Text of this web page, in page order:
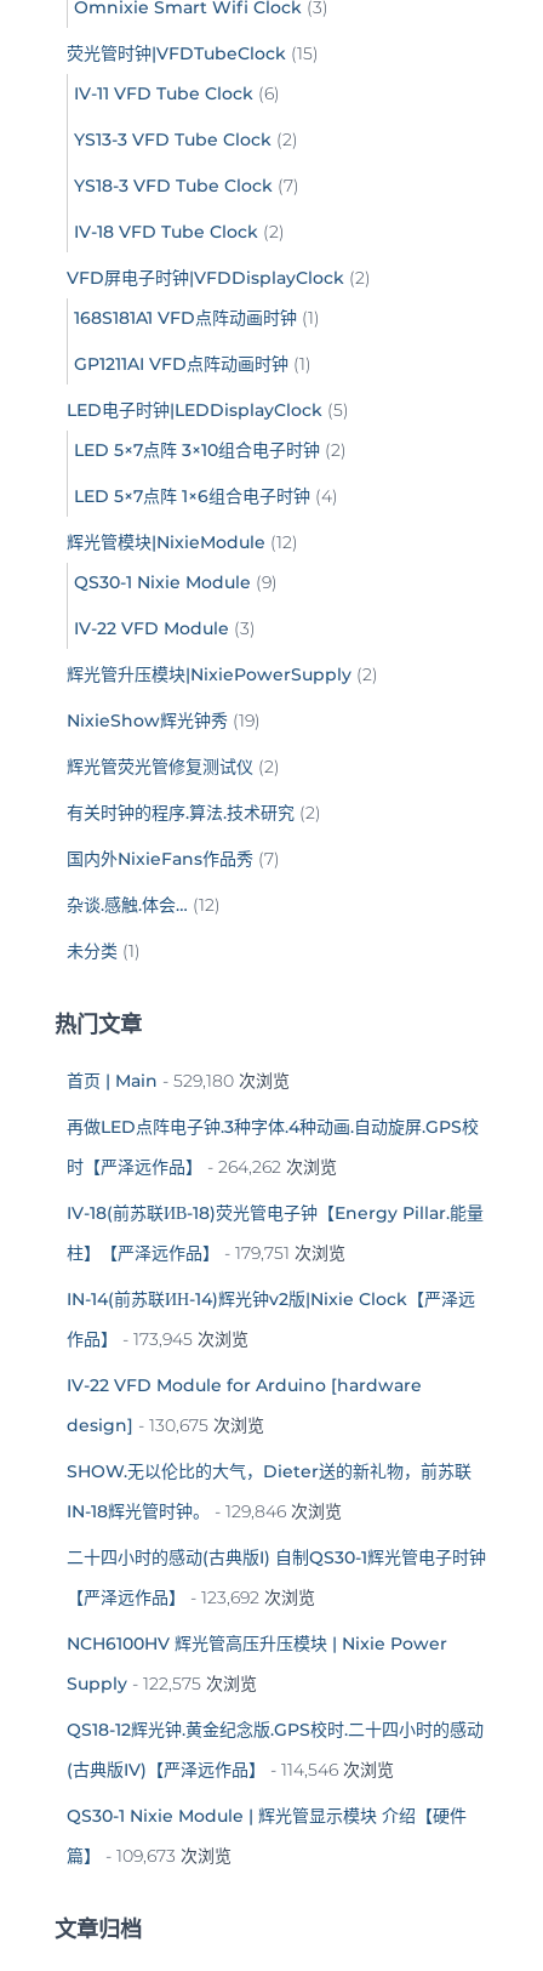
Omnixie Smart Wifi Clock (3)
荧光管时钟|VFDTubeClock (15)
IV-11 VFD Tube Clock (6)
YS13-3 VFD Tube Clock (2)
YS18-3 VFD Tube Clock (7)
IV-18 VFD Tube Clock (2)
VFD屏电子时钟|VFDDisplayClock (2)
168S181A1 VFD点阵动画时钟 (1)
GP1211AI VFD点阵动画时钟 (1)
LED电子时钟|LEDDisplayClock (5)
LED 5×7点阵 3×10组合电子时钟 (2)
LED 5×7点阵 1×6组合电子时钟 (4)
辉光管模块|NixieModule (12)
QS30-1 Nixie Module (9)
IV-22 VFD Module (3)
辉光管升压模块|NixiePowerSupply (2)
NixieShow辉光钟秀 (19)
辉光管荧光管修复测试仪 (2)
有关时钟的程序.算法.技术研究 (2)
国内外NixieFans作品秀 (7)
杂谈.感触.体会… (12)
未分类 (1)
热门文章
首页 | Main - 529,180 次浏览
再做LED点阵电子钟.3种字体.4种动画.自动旋屏.GPS校
时【严泽远作品】
- 264,262 次浏览
IV-18(前苏联ИВ-18)荧光管电子钟【Energy Pillar.能量
柱】【严泽远作品】
- 179,751 次浏览
IN-14(前苏联ИН-14)辉光钟v2版|Nixie Clock【严泽远
作品】
- 173,945 次浏览
IV-22 VFD Module for Arduino [hardware
design] - 130,675 次浏览
SHOW.无以伦比的大气，Dieter送的新礼物，前苏联
IN-18辉光管时钟。
- 129,846 次浏览
二十四小时的感动(古典版I) 自制QS30-1辉光管电子时钟
【严泽远作品】
- 123,692 次浏览
NCH6100HV 辉光管高压升压模块 | Nixie Power
Supply - 122,575 次浏览
QS18-12辉光钟.黄金纪念版.GPS校时.二十四小时的感动
(古典版IV)【严泽远作品】
- 114,546 次浏览
QS30-1 Nixie Module | 辉光管显示模块 介绍【硬件
篇】
- 109,673 次浏览
文章归档